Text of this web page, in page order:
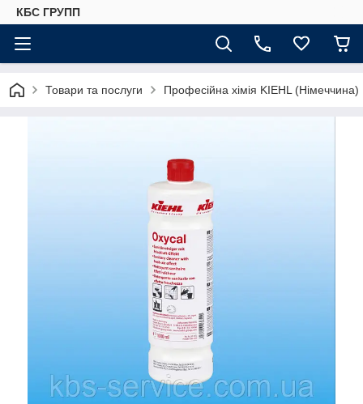
КБС ГРУПП
Товари та послуги Професійна хімія KIEHL (Німеччина)